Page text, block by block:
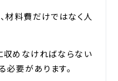
材料費だけではなく人
収めなければならない
必要があります。